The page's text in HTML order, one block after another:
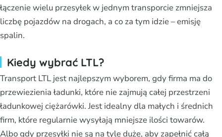
łączenie wielu przesyłek w jednym transporcie zmniejsza
liczbę pojazdów na drogach, a co za tym idzie – emisję
spalin.
Kiedy wybrać LTL?
Transport LTL jest najlepszym wyborem, gdy firma ma do
przewiezienia ładunki, które nie zajmują całej przestrzeni
ładunkowej ciężarówki. Jest idealny dla małych i średnich
firm, które regularnie wysyłają mniejsze ilości towarów.
Albo gdy przesyłki nie są na tyle duże, aby zapełnić całą